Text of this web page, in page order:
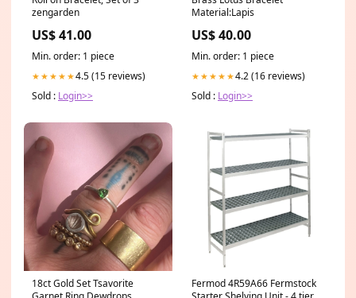
zengarden
US$ 41.00
Min. order: 1 piece
★★★★★4.5 (15 reviews)
Sold : Login>>
Material:Lapis
US$ 40.00
Min. order: 1 piece
★★★★★4.2 (16 reviews)
Sold : Login>>
18ct Gold Set Tsavorite
Fermod 4R59A66 Fermstock